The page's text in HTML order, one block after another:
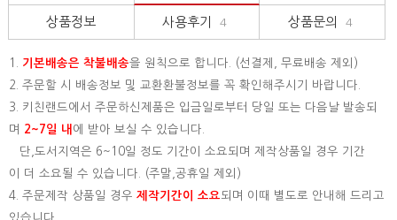
상품정보 사용후기 4 상품문의 4
1. 기본배송은 착불배송을 원칙으로 합니다. (선결제, 무료배송 제외)
2. 주문할 시 배송정보 및 교환환불정보를 꼭 확인해주시기 바랍니다.
3. 키친랜드에서 주문하신제품은 입금일로부터 당일 또는 다음날 발송되
며
2~7일 내 에 받아 보실 수 있습니다.
단,도서지역은 6~10일 정도 기간이 소요되며 제작상품일 경우 기간
이 더 소요될 수 있습니다. (주말,공휴일 제외)
4. 주문제작 상품일 경우 제작기간이 소요되며 이때 별도로 안내해 드리고